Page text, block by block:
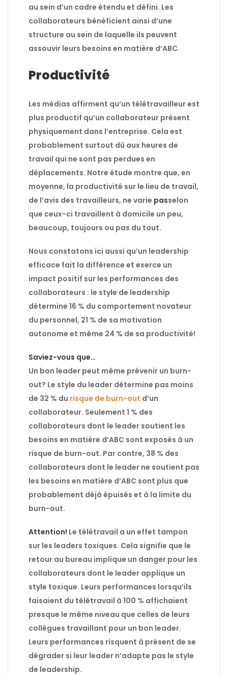
au sein d’un cadre étendu et défini. Les
collaborateurs bénéficient ainsi d’une
structure au sein de laquelle ils peuvent
assouvir leurs besoins en matière d’ABC.
Productivité
Les médias affirment qu’un télétravailleur est
plus productif qu’un collaborateur présent
physiquement dans l’entreprise. Cela est
probablement surtout dû aux heures de
travail qui ne sont pas perdues en
déplacements. Notre étude montre que, en
moyenne, la productivité sur le lieu de travail,
de l’avis des travailleurs, ne varie passelon
que ceux-ci travaillent à domicile un peu,
beaucoup, toujours ou pas du tout.
Nous constatons ici aussi qu’un leadership
efficace fait la différence et exerce un
impact positif sur les performances des
collaborateurs : le style de leadership
détermine 16 % du comportement novateur
du personnel, 21 % de sa motivation
autonome et même 24 % de sa productivité!
Saviez-vous que…
Un bon leader peut même prévenir un burn-
out? Le style du leader détermine pas moins
de 32 % du risque de burn-out d’un
collaborateur. Seulement 1 % des
collaborateurs dont le leader soutient les
besoins en matière d’ABC sont exposés à un
risque de burn-out. Par contre, 38 % des
collaborateurs dont le leader ne soutient pas
les besoins en matière d’ABC sont plus que
probablement déjà épuisés et à la limite du
burn-out.
Attention! Le télétravail a un effet tampon
sur les leaders toxiques. Cela signifie que le
retour au bureau implique un danger pour les
collaborateurs dont le leader applique un
style toxique. Leurs performances lorsqu’ils
faisaient du télétravail à 100 % affichaient
presque le même niveau que celles de leurs
collègues travaillant pour un bon leader.
Leurs performances risquent à présent de se
dégrader si leur leader n’adapte pas le style
de leadership.